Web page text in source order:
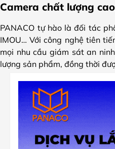
Camera chất lượng
PANACO tự hào là đối tác
IMOU… Với công nghệ tiên
mọi nhu cầu giám sát an
lượng sản phẩm, đồng thời